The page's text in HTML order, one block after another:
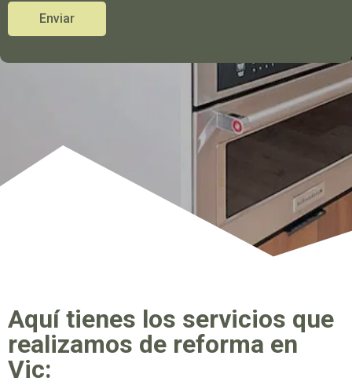
Enviar
Aquí tienes los servicios que
realizamos de reforma en
Vic: